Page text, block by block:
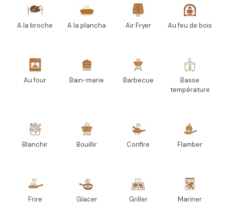
A la broche A la plancha Air Fryer Au feu de bois
Au four Bain-marie Barbecue
Basse
température
Blanchir Bouillir Confire Flamber
Frire Glacer Griller Mariner